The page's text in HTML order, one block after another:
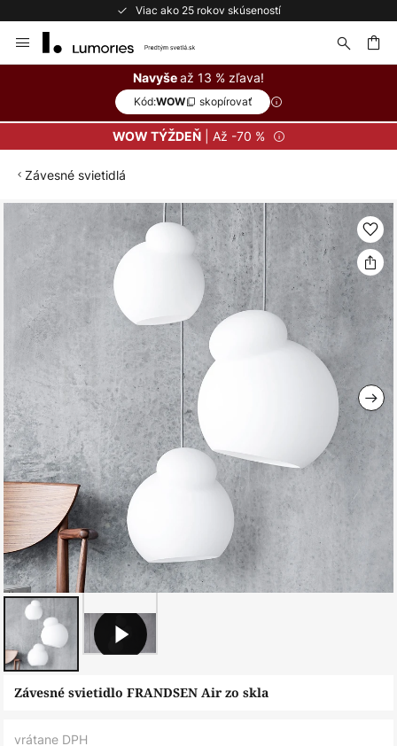
Viac ako 25 rokov skúseností
to
Navyšeaž 13 % zľava!
Kód:WOW skopírovať
WOW TÝŽDEŇ| Až -70 %
Závesné svietidlá
Preskočiť
koniec
obrázkov
Preskočiť
Závesné svietidlo FRANDSEN Air zo skla
vrátane DPH